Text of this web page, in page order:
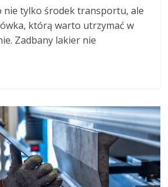
nie tylko środek transportu, ale
którą warto utrzymać w
Zadbany lakier nie